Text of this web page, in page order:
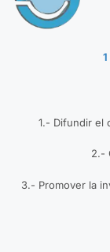
1.- Difundir el
2.-
3.- Promover la